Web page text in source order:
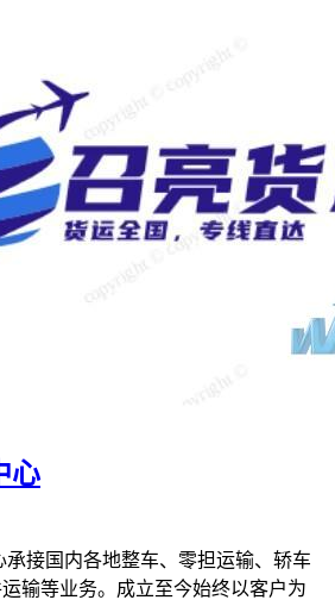
心
承接国内各地整车、零担运输、轿车
输等业务。成立至今始终以客户为